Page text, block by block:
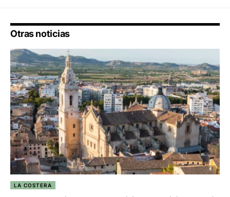
Otras noticias
LA COSTERA